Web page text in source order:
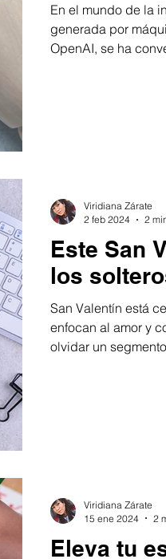
En el mundo de la
generada por
OpenAI, se ha
Este San
los
San Valentín está
enfocan al amor y
olvidar un
Viridiana Zárate
2 feb 2024
2
Eleva tu
Viridiana Zárate
15 ene 2024
2